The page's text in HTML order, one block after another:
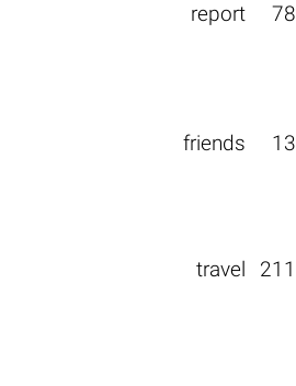
report 78
friends 13
travel 211